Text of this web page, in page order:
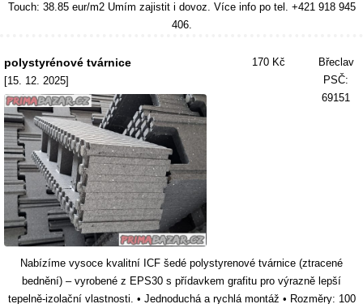
Touch: 38.85 eur/m2 Umím zajistit i dovoz. Více info po tel. +421 918 945
406.
polystyrénové tvárnice
[15. 12. 2025]
170 Kč
Břeclav
PSČ:
69151
Nabízíme vysoce kvalitní ICF šedé polystyrenové tvárnice (ztracené
bednění) – vyrobené z EPS30 s přídavkem grafitu pro výrazně lepší
tepelně-izolační vlastnosti. • Jednoduchá a rychlá montáž • Rozměry: 100